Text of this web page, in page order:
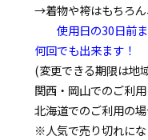
→着物や袴はもちろ
使用日の30日前ま
何回でも出来ます！
(変更できる期限は地
関西・岡山でのご利用
北海道でのご利用の
※人気で売り切れに